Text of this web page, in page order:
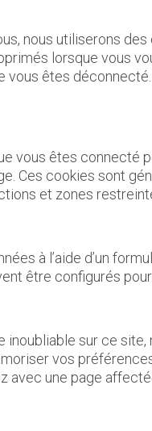
nous utiliserons
lorsque vous
vous êtes déconnecté.
vous êtes connecté
Ces cookies sont
et zones
à l’aide d’un
être configurés
inoubliable sur ce
vos
avec une page